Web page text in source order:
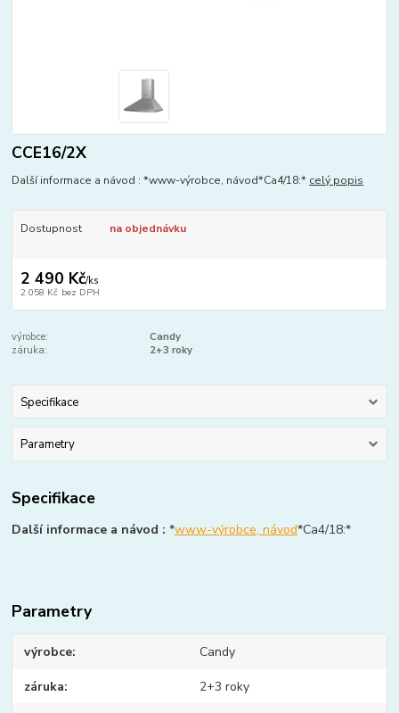
CCE16/2X
Další informace a návod : *www-výrobce, návod*Ca4/18:* celý popis
Dostupnost na objednávku
2 490 Kč/ks
2 058 Kč bez DPH
výrobce:
Candy
záruka:
2+3 roky
Specifikace
Parametry
Specifikace
Další informace a návod : *www-výrobce, návod*Ca4/18:*
Parametry
výrobce Candy
záruka 2+3 roky